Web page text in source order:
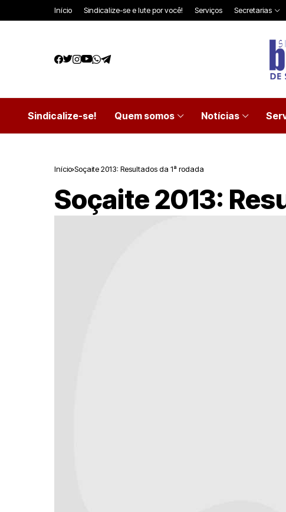
Início Sindicalize-se e lute por você! Serviços Secretarias
Sindicalize-se! Quem somos Notícias
Início Soçaite 2013: Resultados da 1ª rodada
Soçaite 2013: